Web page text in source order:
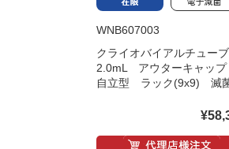
WNB607003
クライオバイアルチュ
2.0mL アウターキャッ
自立型 ラック(9x9) 滅